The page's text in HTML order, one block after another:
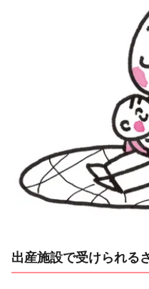
出産施設で受けられる